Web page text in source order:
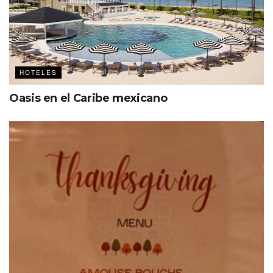
Etiquetas: Destacados Virgin Hotels Collection
HOTELES
Oasis en el Caribe mexicano